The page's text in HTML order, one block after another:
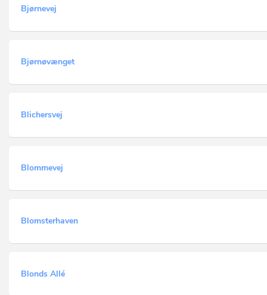
Bjørnevej
Bjørnøvænget
Blichersvej
Blommevej
Blomsterhaven
Blonds Allé